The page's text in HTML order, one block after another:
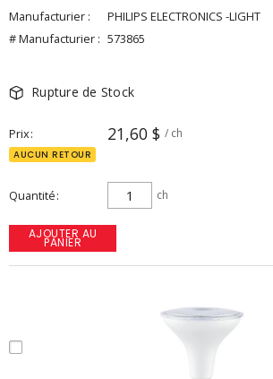
Manufacturier :
PHILIPS ELECTRONICS -LIGHT
# Manufacturier : 573865
Rupture de Stock
Prix 21,60 $ / ch
AUCUN RETOUR
Quantité ch
AJOUTER AU
PANIER